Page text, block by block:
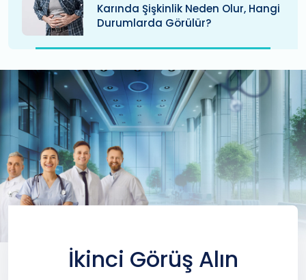
Karında Şişkinlik Neden Olur, Hangi
Durumlarda Görülür?
İkinci Görüş Alın